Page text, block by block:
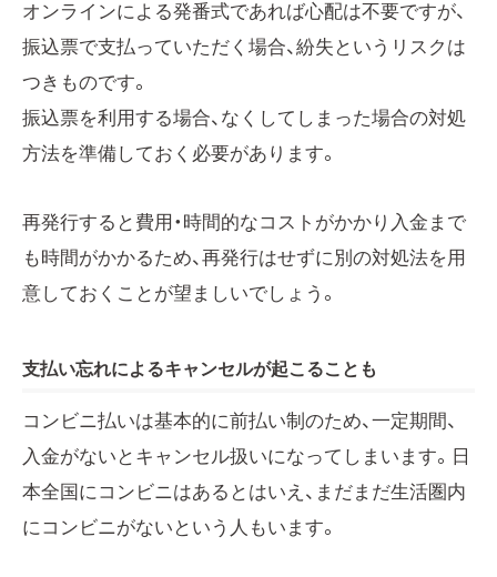
オンラインによる発番式であれば心配は不要ですが、
振込票で支払っていただく場合、紛失というリスクは
つきものです。
振込票を利用する場合、なくしてしまった場合の対処
方法を準備しておく必要があります。
再発行すると費用・時間的なコストがかかり入金まで
も時間がかかるため、再発行はせずに別の対処法を用
意しておくことが望ましいでしょう。
支払い忘れによるキャンセルが起こることも
コンビニ払いは基本的に前払い制のため、一定期間、
入金がないとキャンセル扱いになってしまいます。日
本全国にコンビニはあるとはいえ、まだまだ生活圏内
にコンビニがないという人もいます。